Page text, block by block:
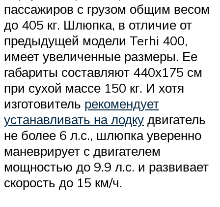
пассажиров с грузом общим весом
до 405 кг. Шлюпка, в отличие от
предыдущей модели Terhi 400,
имеет увеличенные размеры. Ее
габариты составляют 440х175 см
при сухой массе 150 кг. И хотя
изготовитель рекомендует
устанавливать на лодку двигатель
не более 6 л.с., шлюпка уверенно
маневрирует с двигателем
мощностью до 9.9 л.с. и развивает
скорость до 15 км/ч.